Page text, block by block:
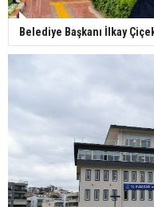
Belediye Başkanı İlkay